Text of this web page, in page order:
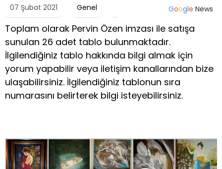
07 Şubat 2021 Genel Google News
Toplam olarak Pervin Özen imzası ile satışa
sunulan 26 adet tablo bulunmaktadır.
İlgilendiğiniz tablo hakkında bilgi almak için
yorum yapabilir veya iletişim kanallarından bize
ulaşabilirsiniz. İlgilendiğiniz tablonun sıra
numarasını belirterek bilgi isteyebilirsiniz.